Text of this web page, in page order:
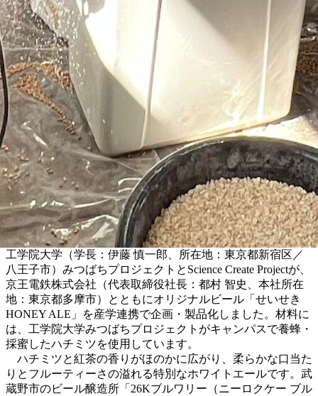
工学院大学（学長：伊藤 慎一郎、所在地：東京都新宿区／
八王子市）みつばちプロジェクトとScience Create Projectが、
京王電鉄株式会社（代表取締役社長：都村 智史、本社所在
地：東京都多摩市）とともにオリジナルビール「せいせき
HONEY ALE」を産学連携で企画・製品化しました。材料に
は、工学院大学みつばちプロジェクトがキャンパスで養蜂・
採蜜したハチミツを使用しています。
ハチミツと紅茶の香りがほのかに広がり、柔らかな口当た
りとフルーティーさの溢れる特別なホワイトエールです。武
蔵野市のビール醸造所「26Kブルワリー（ニーロクケー ブル